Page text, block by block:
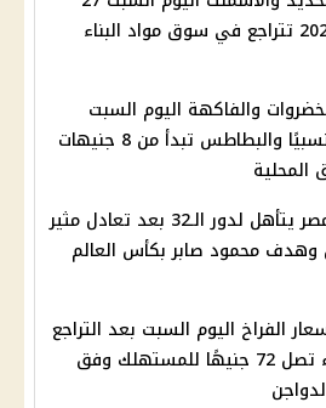
والفاكهة اليوم السبت
تستقر نسبيًا والبطاطس تبدأ من 8 جنيهات
المحلية
منتخب مصر يتأهل لدور الـ32 بعد تعادل مثير
وهدف محمود صابر بكأس العالم
الفراخ اليوم السبت بعد التراجع
والبيضاء تصل 72 جنيهًا للمستهلك وفق